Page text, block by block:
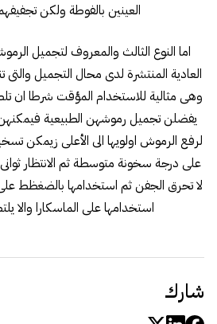
العينين بالفوطة ولكن
اما النوع الثالث والمعروف لتجميل
العادية المنتشرة لدى محال التجميل والتى
وهى مثالية للاستخدام المؤقت شرطا ان
يفضلن تجميل رموشهن الطبيعية
لرفع الرموش اولويها الى الأعلى زيمكن
على درجة سخونة متوسطة ثم الانتظار ثوانى
لا تحرق الجفن ثم استخدامها بالضغظط
استخدامها على الماسكارا والا
شارك